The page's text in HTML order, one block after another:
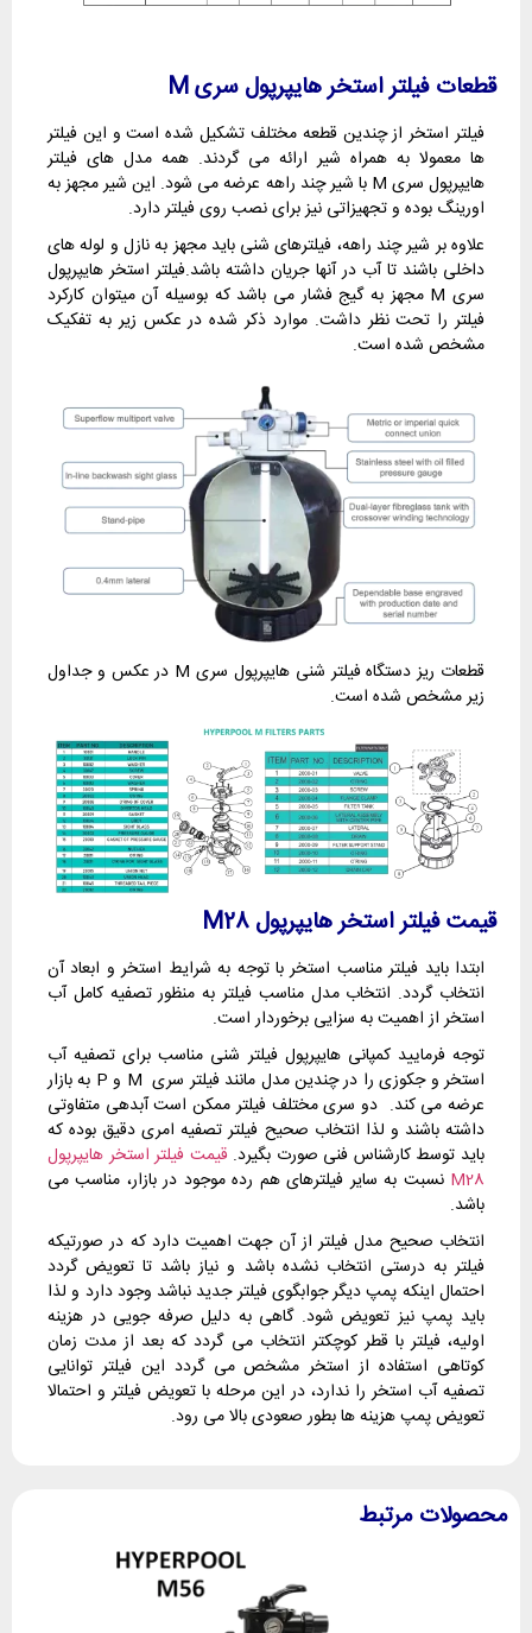
قطعات فیلتر استخر هایپرپول سری M
فیلتر استخر از چندین قطعه مختلف تشکیل شده است و این فیلتر
ها معمولا به همراه شیر ارائه می گردند. همه مدل های فیلتر
هایپرپول سری M با شیر چند راهه عرضه می شود. این شیر مجهز به
اورینگ بوده و تجهیزاتی نیز برای نصب روی فیلتر دارد.
علاوه بر شیر چند راهه، فیلترهای شنی باید مجهز به نازل و لوله های
داخلی باشند تا آب در آنها جریان داشته باشد.فیلتر استخر هایپرپول
سری M مجهز به گیج فشار می باشد که بوسیله آن میتوان کارکرد
فیلتر را تحت نظر داشت. موارد ذکر شده در عکس زیر به تفکیک
مشخص شده است.
قطعات ریز دستگاه فیلتر شنی هایپرپول سری M در عکس و جداول
زیر مشخص شده است.
قیمت فیلتر استخر هایپرپول M28
ابتدا باید فیلتر مناسب استخر با توجه به شرایط استخر و ابعاد آن
انتخاب گردد. انتخاب مدل مناسب فیلتر به منظور تصفیه کامل آب
استخر از اهمیت به سزایی برخوردار است.
توجه فرمایید کمپانی هایپرپول فیلتر شنی مناسب برای تصفیه آب
استخر و جکوزی را در چندین مدل مانند فیلتر سری M و P به بازار
عرضه می کند. دو سری مختلف فیلتر ممکن است آبدهی متفاوتی
داشته باشند و لذا انتخاب صحیح فیلتر تصفیه امری دقیق بوده که
باید توسط کارشناس فنی صورت بگیرد. قیمت فیلتر استخر هایپرپول
M28 نسبت به سایر فیلترهای هم رده موجود در بازار، مناسب می
باشد.
انتخاب صحیح مدل فیلتر از آن جهت اهمیت دارد که در صورتیکه
فیلتر به درستی انتخاب نشده باشد و نیاز باشد تا تعویض گردد
احتمال اینکه پمپ دیگر جوابگوی فیلتر جدید نباشد وجود دارد و لذا
باید پمپ نیز تعویض شود. گاهی به دلیل صرفه جویی در هزینه
اولیه، فیلتر با قطر کوچکتر انتخاب می گردد که بعد از مدت زمان
کوتاهی استفاده از استخر مشخص می گردد این فیلتر توانایی
تصفیه آب استخر را ندارد، در این مرحله با تعویض فیلتر و احتمالا
تعویض پمپ هزینه ها بطور صعودی بالا می رود.
محصولات مرتبط